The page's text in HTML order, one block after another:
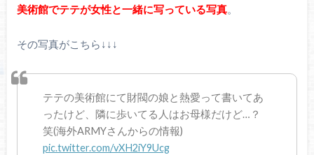
美術館でテテが女性と一緒に写っている写真。
その写真がこちら↓↓↓
テテの美術館にて財閥の娘と熱愛って書いてあ
ったけど、隣に歩いてる人はお母様だけど…？
笑(海外ARMYさんからの情報)
pic.twitter.com/vXH2iY9Ucg